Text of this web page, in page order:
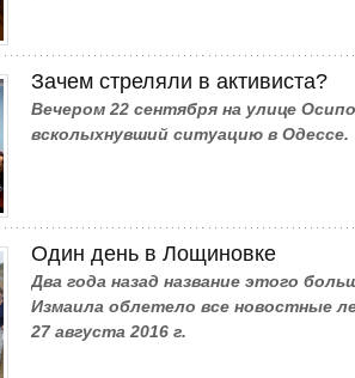
Зачем стреляли в активиста?
Вечером 22 сентября на улице
всколыхнувший ситуацию в Одессе.
Один день в Лощиновке
Два года назад название этого
Измаила облетело все новостные
27 августа 2016 г.